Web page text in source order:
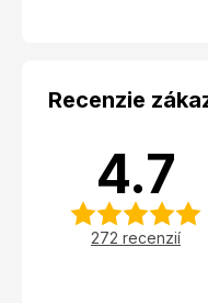
Recenzie
4.7
272 recenzií